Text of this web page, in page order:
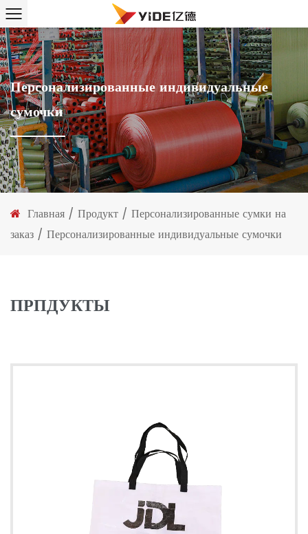
Персонализированные индивидуальные
сумочки
Главная / Продукт / Персонализированные сумки на
заказ / Персонализированные индивидуальные сумочки
ПРПДУКТЫ